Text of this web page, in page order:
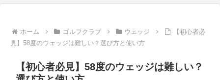
ホーム ゴルフクラブ ウェッジ
【初心者必
見】58度のウェッジは難しい？選び方と使い方
【初心者必見】58度のウェッジは難しい？